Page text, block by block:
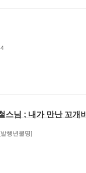
스님 ; 내가 만난 꼬개비
행년불명]